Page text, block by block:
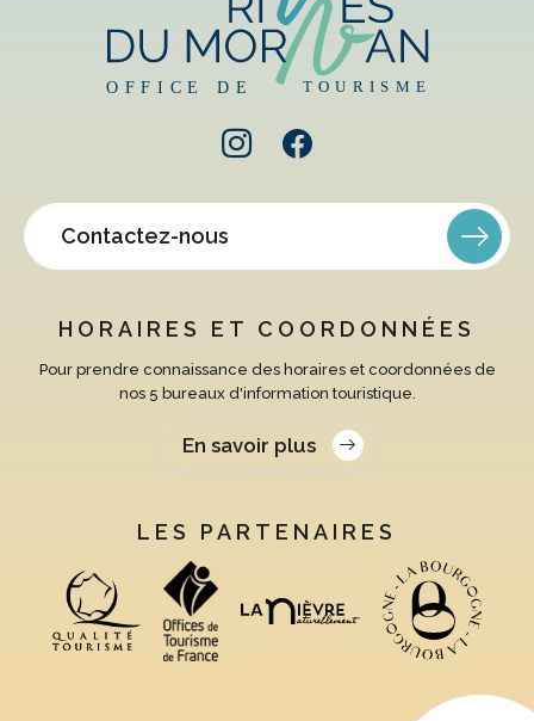
Contactez-nous
HORAIRES ET COORDONNÉES
Pour prendre connaissance des horaires et coordonnées de
nos 5 bureaux d'information touristique.
En savoir plus
LES PARTENAIRES